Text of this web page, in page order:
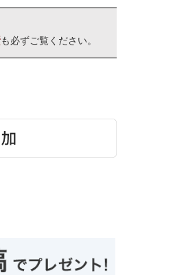
も必ずご覧ください。